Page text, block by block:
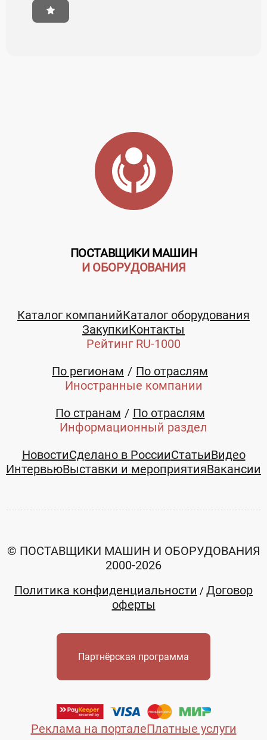
ПОСТАВЩИКИ МАШИН
И ОБОРУДОВАНИЯ
Каталог компанийКаталог оборудования
ЗакупкиКонтакты
Рейтинг RU-1000
По регионам
По отраслям
Иностранные компании
По странам
По отраслям
Информационный раздел
НовостиСделано в РоссииСтатьиВидео
ИнтервьюВыставки и мероприятияВакансии
Реклама на порталеПлатные услуги
© ПОСТАВЩИКИ МАШИН И ОБОРУДОВАНИЯ
2000-2026
Политика конфиденциальности / Договор
оферты
Партнёрская программа